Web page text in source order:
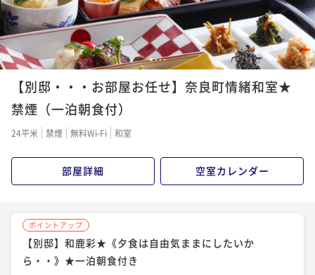
1234
【別邸・・・お部屋お任せ】奈良町情緒和室★
禁煙（一泊朝食付）
24平米 禁煙 無料Wi-Fi 和室
部屋詳細 空室カレンダー
ポイントアップ
【別邸】和鹿彩★《夕食は自由気ままにしたいか
ら・・》★一泊朝食付き